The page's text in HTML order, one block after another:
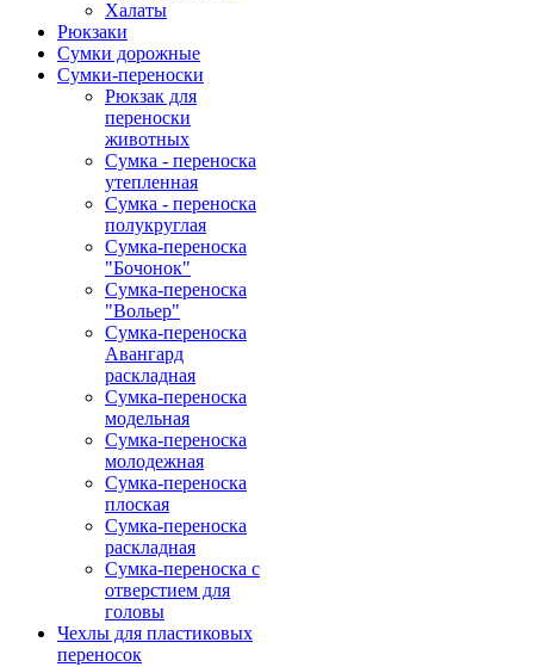
Халаты
Рюкзаки
Сумки дорожные
Сумки-переноски
Рюкзак для
переноски
животных
Сумка - переноска
утепленная
Сумка - переноска
полукруглая
Сумка-переноска
"Бочонок"
Сумка-переноска
"Вольер"
Сумка-переноска
Авангард
раскладная
Сумка-переноска
модельная
Сумка-переноска
молодежная
Сумка-переноска
плоская
Сумка-переноска
раскладная
Сумка-переноска с
отверстием для
головы
Чехлы для пластиковых
переносок